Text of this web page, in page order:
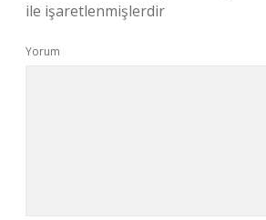
ile işaretlenmişlerdir
Yorum